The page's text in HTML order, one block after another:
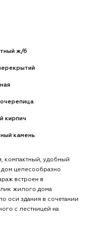
ж/б
кирпич
камень
компактный, удобный
дом целесообразно
встроен в
жилого дома
оси здания в сочетании
с лестницей на